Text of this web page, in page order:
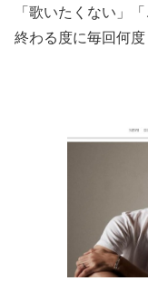
「歌いたくない」
終わる度に毎回何度